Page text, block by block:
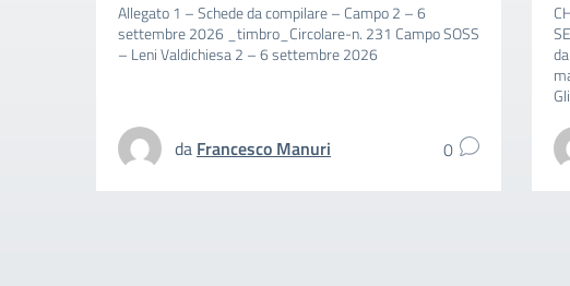
Allegato 1 – Schede da compilare – Campo 2 – 6
settembre 2026 _timbro_Circolare-n. 231 Campo SOSS
– Leni Valdichiesa 2 – 6 settembre 2026
da Francesco Manuri 0